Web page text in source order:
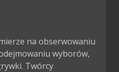
na obserwowaniu
wyborów,
Twórcy